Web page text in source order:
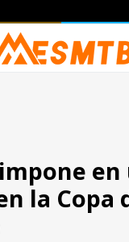
la Copa